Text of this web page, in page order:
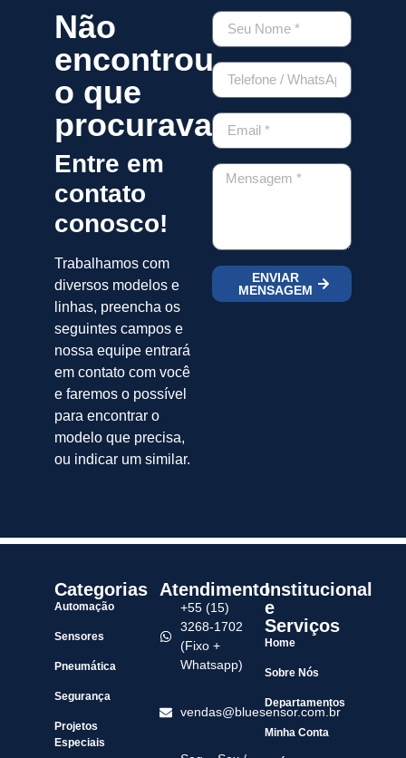
Não
encontrou
o que
procurava?
Entre em
contato
conosco!
Trabalhamos com
diversos modelos e
linhas, preencha os
seguintes campos e
nossa equipe entrará
em contato com você
e faremos o possível
para encontrar o
modelo que precisa,
ou indicar um similar.
ENVIAR
MENSAGEM
Categorias
Automação
Sensores
Pneumática
Segurança
Projetos
Especiais
Atendimento
+55 (15)
3268-1702
(Fixo +
Whatsapp)
vendas@bluesensor.com.br
Institucional
e
Serviços
Home
Sobre Nós
Departamentos
Minha Conta